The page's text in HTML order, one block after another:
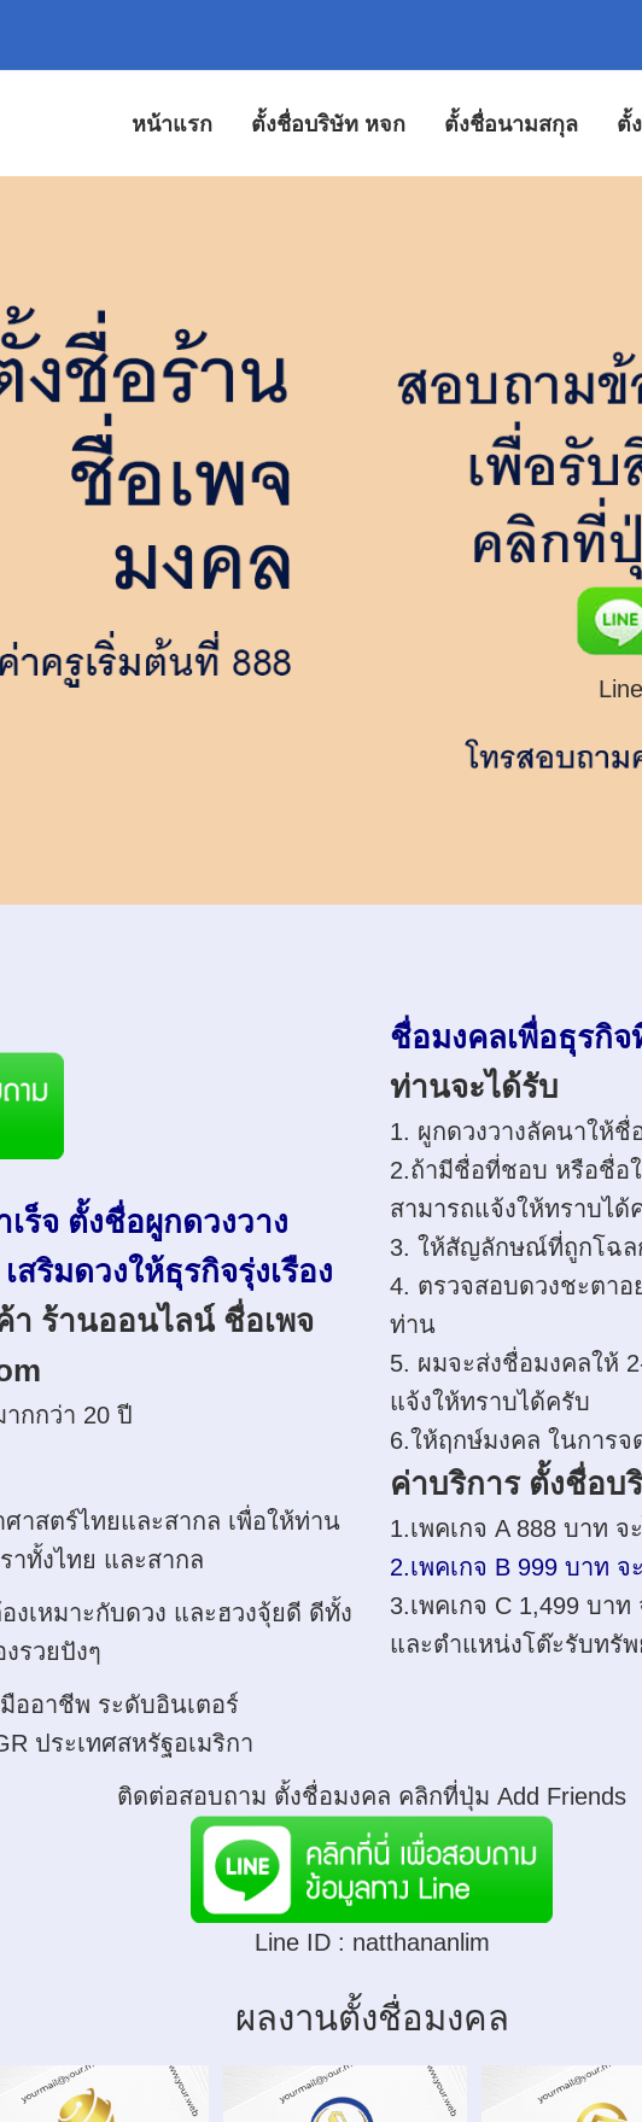
หน้าแรก ตั้งชื่อบริษัท หจก ตั้งชื่อนามสกุล ตั้
ร็จ ตั้งชื่อผูกดวงวาง
ริมดวงให้ธุรกิจรุ่งเรือง
ร้านออนไลน์ ชื่อเพจ
กกว่า 20 ปี
าสตร์ไทยและสากล เพื่อให้ท่าน
าทั้งไทย และสากล
เหมาะกับดวง และฮวงจุ้ยดี ดีทั้ง
รวยปังๆ
ออาชีพ ระดับอินเตอร์
ประเทศสหรัฐอเมริกา
ชื่อมงคลเพื่อธุรกิจ
ท่านจะได้รับ
1. ผูกดวงวางลัคนาให้
2.ถ้ามีชื่อที่ชอบ หรือชื่อ
สามารถแจ้งให้ทราบได้
3. ให้สัญลักษณ์ที่ถูกโฉล
4. ตรวจสอบดวงชะตาอ
ท่าน
5. ผมจะส่งชื่อมงคลให้
แจ้งให้ทราบได้ครับ
6.ให้ฤกษ์มงคล ในการจ
ค่าบริการ ตั้งชื่อ
1.เพคเกจ A 888 บาท
2.เพคเกจ B 999 บาท
3.เพคเกจ C 1,499 บา
และตำแหน่งโต๊ะรับทรั
ติดต่อสอบถาม ตั้งชื่อมงคล คลิกที่ปุ่ม Add Friends
Line ID : natthananlim
ผลงานตั้งชื่อมงคล